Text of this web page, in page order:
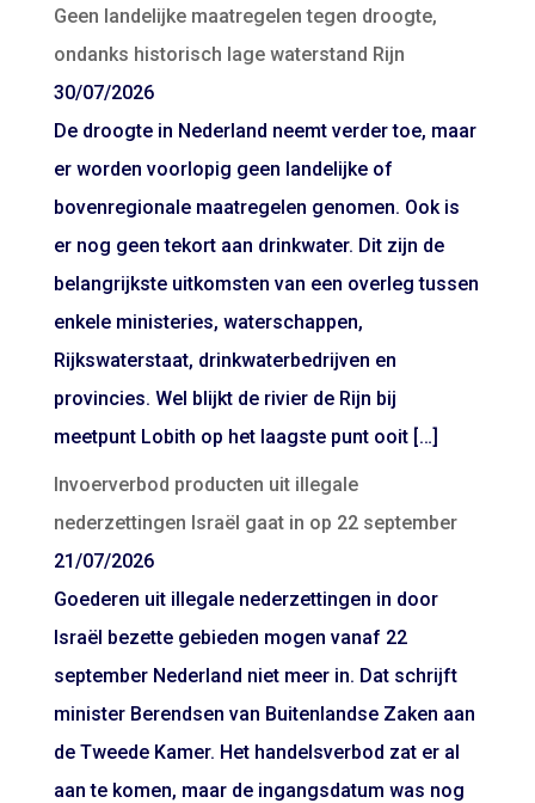
Geen landelijke maatregelen tegen droogte,
ondanks historisch lage waterstand Rijn
30/07/2026
De droogte in Nederland neemt verder toe, maar
er worden voorlopig geen landelijke of
bovenregionale maatregelen genomen. Ook is
er nog geen tekort aan drinkwater. Dit zijn de
belangrijkste uitkomsten van een overleg tussen
enkele ministeries, waterschappen,
Rijkswaterstaat, drinkwaterbedrijven en
provincies. Wel blijkt de rivier de Rijn bij
meetpunt Lobith op het laagste punt ooit […]
Invoerverbod producten uit illegale
nederzettingen Israël gaat in op 22 september
21/07/2026
Goederen uit illegale nederzettingen in door
Israël bezette gebieden mogen vanaf 22
september Nederland niet meer in. Dat schrijft
minister Berendsen van Buitenlandse Zaken aan
de Tweede Kamer. Het handelsverbod zat er al
aan te komen, maar de ingangsdatum was nog